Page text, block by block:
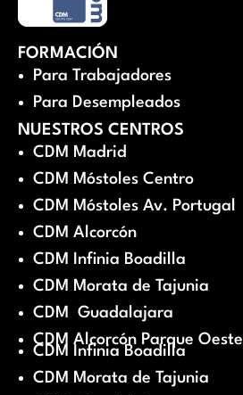
FORMACIÓN
Para Trabajadores
Para Desempleados
NUESTROS CENTROS
CDM Madrid
CDM Móstoles Centro
CDM Móstoles Av. Portugal
CDM Alcorcón
CDM Infinia Boadilla
CDM Morata de Tajunia
CDM Guadalajara
CDM Alcorcón Parque Oeste
CDM Infinia Boadilla
CDM Morata de Tajunia